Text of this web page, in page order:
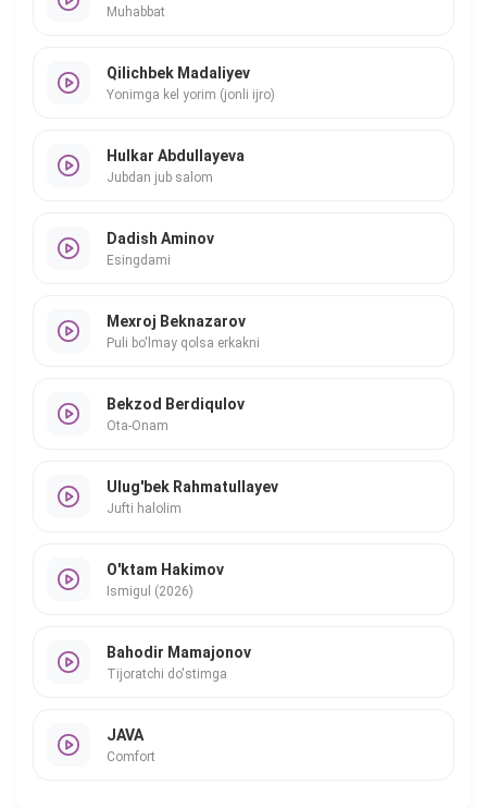
Muhabbat
Qilichbek Madaliyev
Yonimga kel yorim (jonli ijro)
Hulkar Abdullayeva
Jubdan jub salom
Dadish Aminov
Esingdami
Mexroj Beknazarov
Puli bo'lmay qolsa erkakni
Bekzod Berdiqulov
Ota-Onam
Ulug'bek Rahmatullayev
Jufti halolim
O'ktam Hakimov
Ismigul (2026)
Bahodir Mamajonov
Tijoratchi do'stimga
JAVA
Comfort